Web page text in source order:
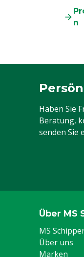
n
Haben Sie
Beratung,
senden Sie
Über MS
MS
Über uns
Marken